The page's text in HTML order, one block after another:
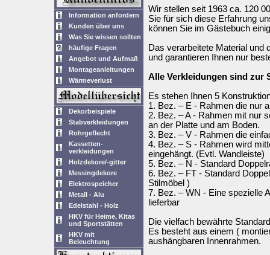
Information anfordern
Kunden über uns
Was Sie wissen sollten
häufige Fragen
Angebot und Aufmaß
Montageanleitungen
Wärmeverlust
Dekorbeispiele
Stabverkleidungen
Rohrgeflecht
Kassetten-
verkleidungen
Holzdekore/-gitter
Messingdekore
Elektrospeicher
Metall - Alu
Edelstahl - Holz
HKV für Heime, Kitas
und Sportstätten
HKV mit
Beleuchtung
Wir stellen seit 1963 ca. 120
Sie für sich diese Erfahrung
können Sie im Gästebuch
Das verarbeitete Material und
und garantieren Ihnen nur
Alle Verkleidungen sind zur
Es stehen Ihnen 5
1. Bez. – E - Rahmen die nur
2. Bez. – A - Rahmen mit nur
an der Platte und am Boden.
3. Bez. – V - Rahmen die
4. Bez. – S - Rahmen wird
eingehängt. (Evtl. Wandleiste)
5. Bez. – N - Standard
6. Bez. – FT - Standard
Stilmöbel )
7. Bez. – WN - Eine spezielle
lieferbar
Die vielfach bewährte
Es besteht aus einem (
aushängbaren Innenrahmen.